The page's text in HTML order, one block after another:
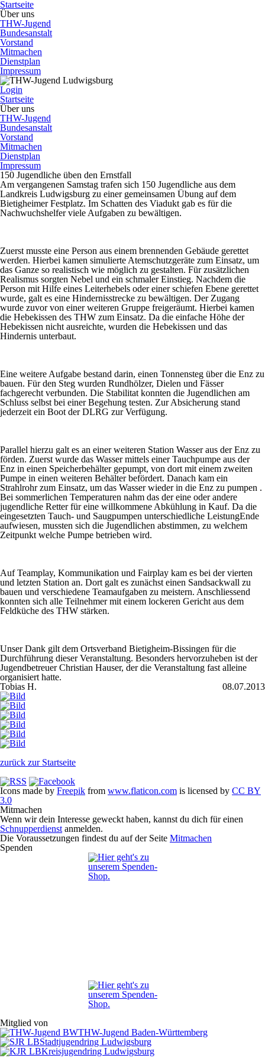
Startseite
Über uns
THW-Jugend
Bundesanstalt
Vorstand
Mitmachen
Dienstplan
Impressum
Login
Startseite
Über uns
THW-Jugend
Bundesanstalt
Vorstand
Mitmachen
Dienstplan
Impressum
150 Jugendliche üben den Ernstfall
Am vergangenen Samstag trafen sich 150 Jugendliche aus dem
Landkreis Ludwigsburg zu einer gemeinsamen Übung auf dem
Bietigheimer Festplatz. Im Schatten des Viadukt gab es für die
Nachwuchshelfer viele Aufgaben zu bewältigen.
Zuerst musste eine Person aus einem brennenden Gebäude gerettet
werden. Hierbei kamen simulierte Atemschutzgeräte zum Einsatz, um
das Ganze so realistisch wie möglich zu gestalten. Für zusätzlichen
Realismus sorgten Nebel und ein schmaler Einstieg. Nachdem die
Person mit Hilfe eines Leiterhebels oder einer schiefen Ebene gerettet
wurde, galt es eine Hindernisstrecke zu bewältigen. Der Zugang
wurde zuvor von einer weiteren Gruppe freigeräumt. Hierbei kamen
die Hebekissen des THW zum Einsatz. Da die einfache Höhe der
Hebekissen nicht ausreichte, wurden die Hebekissen und das
Hindernis unterbaut.
Eine weitere Aufgabe bestand darin, einen Tonnensteg über die Enz zu
bauen. Für den Steg wurden Rundhölzer, Dielen und Fässer
fachgerecht verbunden. Die Stabilitat konnten die Jugendlichen am
Schluss selbst bei einer Begehung testen. Zur Absicherung stand
jederzeit ein Boot der DLRG zur Verfügung.
Parallel hierzu galt es an einer weiteren Station Wasser aus der Enz zu
förden. Zuerst wurde das Wasser mittels einer Tauchpumpe aus der
Enz in einen Speicherbehälter gepumpt, von dort mit einem zweiten
Pumpe in einen weiteren Behälter befördert. Danach kam ein
Strahlrohr zum Einsatz, um das Wasser wieder in die Enz zu pumpen .
Bei sommerlichen Temperaturen nahm das der eine oder andere
jugendliche Retter für eine willkommene Abkühlung in Kauf. Da die
eingesetzten Tauch- und Saugpumpen unterschiedliche LeistungEnde
aufwiesen, mussten sich die Jugendlichen abstimmen, zu welchem
Zeitpunkt welche Pumpe betrieben wird.
Auf Teamplay, Kommunikation und Fairplay kam es bei der vierten
und letzten Station an. Dort galt es zunächst einen Sandsackwall zu
bauen und verschiedene Teamaufgaben zu meistern. Anschliessend
konnten sich alle Teilnehmer mit einem lockeren Gericht aus dem
Feldküche des THW stärken.
Unser Dank gilt dem Ortsverband Bietigheim-Bissingen für die
Durchführung dieser Veranstaltung. Besonders hervorzuheben ist der
Jugendbetreuer Christian Hauser, der die Veranstaltung fast alleine
organisiert hatte.
Tobias H.
08.07.2013
zurück zur Startseite
Icons made by Freepik from www.flaticon.com is licensed by CC BY
3.0
Mitmachen
Wenn wir dein Interesse geweckt haben, kannst du dich für einen
Schnupperdienst anmelden.
Die Voraussetzungen findest du auf der Seite Mitmachen
Spenden
Mitglied von
THW-Jugend Baden-Württemberg
Stadtjugendring Ludwigsburg
Kreisjugendring Ludwigsburg